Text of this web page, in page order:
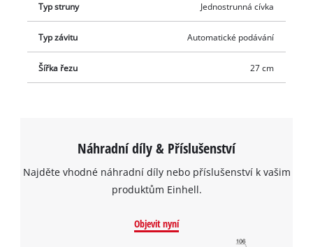
K načtení služby Google Maps
Typ struny Jednostrunná cívka
Typ závitu Automatické podávání
Šířka řezu 27 cm
Náhradní díly & Příslušenství
Najděte vhodné náhradní díly nebo příslušenství k vašim
produktům Einhell.
Objevit nyní